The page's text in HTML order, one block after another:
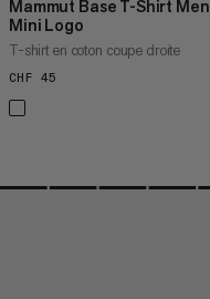
Mammut Base T-Shirt Men
Mini Logo
T-shirt en coton coupe droite
CHF 45